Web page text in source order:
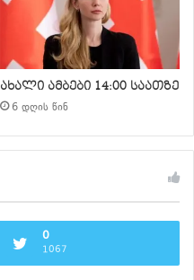
ახალი ამბები 14:00 საათზე
6 დღის წინ
0
1067